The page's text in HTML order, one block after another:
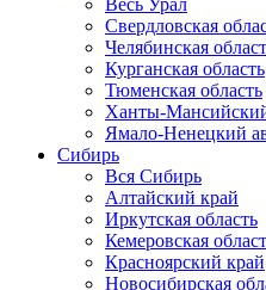
Весь Урал
Свердловская
Челябинская
Курганская область
Тюменская область
Ханты-
Ямало-Ненецкий
Сибирь
Вся Сибирь
Алтайский край
Иркутская область
Кемеровская
Красноярский край
Новосибирская